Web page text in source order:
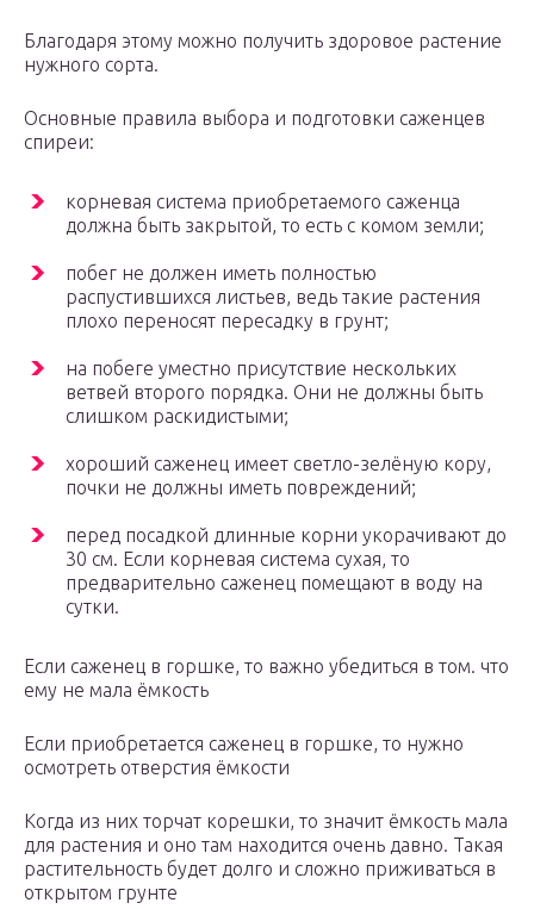
Благодаря этому можно получить здоровое растение
нужного сорта.
Основные правила выбора и подготовки саженцев
спиреи:
корневая система приобретаемого саженца
должна быть закрытой, то есть с комом земли;
побег не должен иметь полностью
распустившихся листьев, ведь такие растения
плохо переносят пересадку в грунт;
на побеге уместно присутствие нескольких
ветвей второго порядка. Они не должны быть
слишком раскидистыми;
хороший саженец имеет светло-зелёную кору,
почки не должны иметь повреждений;
перед посадкой длинные корни укорачивают до
30 см. Если корневая система сухая, то
предварительно саженец помещают в воду на
сутки.
Если саженец в горшке, то важно убедиться в том. что
ему не мала ёмкость
Если приобретается саженец в горшке, то нужно
осмотреть отверстия ёмкости
Когда из них торчат корешки, то значит ёмкость мала
для растения и оно там находится очень давно. Такая
растительность будет долго и сложно приживаться в
открытом грунте